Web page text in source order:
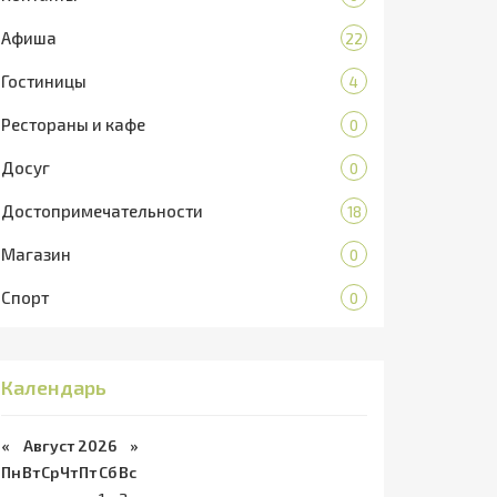
Афиша 22
Гостиницы 4
Рестораны и кафе 0
Досуг 0
Достопримечательности 18
Магазин 0
Спорт 0
Календарь
« Август 2026 »
ПнВтСрЧтПтСбВс